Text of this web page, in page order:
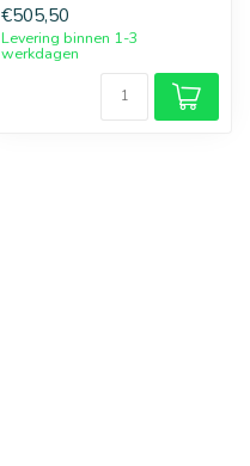
€505,50
Levering binnen 1-3
werkdagen